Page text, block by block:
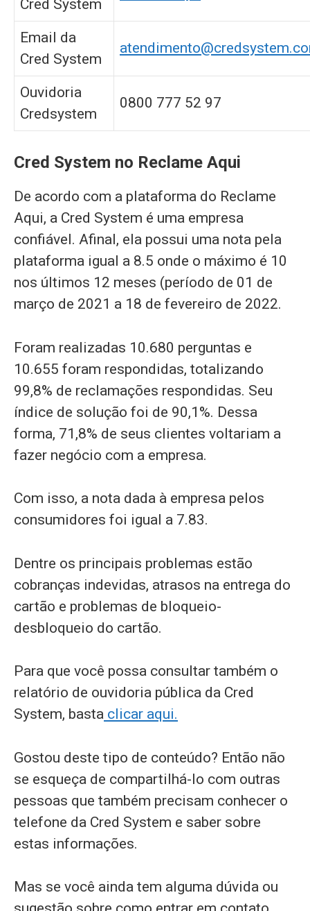
Cred System
Email da
Cred System
Ouvidoria
Credsystem
0800 777 52 97
Cred System no Reclame Aqui
De acordo com a plataforma do Reclame
Aqui, a Cred System é uma empresa
confiável. Afinal, ela possui uma nota pela
plataforma igual a 8.5 onde o máximo é 10
nos últimos 12 meses (período de 01 de
março de 2021 a 18 de fevereiro de 2022.
Foram realizadas 10.680 perguntas e
10.655 foram respondidas, totalizando
99,8% de reclamações respondidas. Seu
índice de solução foi de 90,1%. Dessa
forma, 71,8% de seus clientes voltariam a
fazer negócio com a empresa.
Com isso, a nota dada à empresa pelos
consumidores foi igual a 7.83.
Dentre os principais problemas estão
cobranças indevidas, atrasos na entrega do
cartão e problemas de bloqueio-
desbloqueio do cartão.
Para que você possa consultar também o
relatório de ouvidoria pública da Cred
System, basta clicar aqui.
Gostou deste tipo de conteúdo? Então não
se esqueça de compartilhá-lo com outras
pessoas que também precisam conhecer o
telefone da Cred System e saber sobre
estas informações.
Mas se você ainda tem alguma dúvida ou